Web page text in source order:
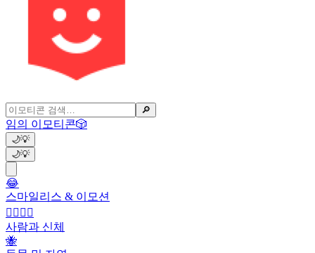
🔎
임의 이모티콘🎲
🌙💡
🌙💡
😂
스마일리스 & 이모션
👩‍❤️‍💋‍👨
사람과 신체
🐝